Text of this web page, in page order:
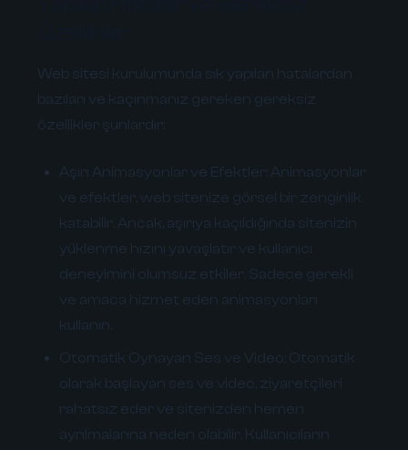
Web sitesi kurulumunda sık yapılan hatalardan
bazıları ve kaçınmanız gereken gereksiz
özellikler şunlardır:
Aşırı Animasyonlar ve Efektler:Animasyonlar
ve efektler, web sitenize görsel bir zenginlik
katabilir. Ancak, aşırıya kaçıldığında sitenizin
yüklenme hızını yavaşlatır ve kullanıcı
deneyimini olumsuz etkiler. Sadece gerekli
ve amaca hizmet eden animasyonları
kullanın.
Otomatik Oynayan Ses ve Video: Otomatik
olarak başlayan ses ve video, ziyaretçileri
rahatsız eder ve sitenizden hemen
ayrılmalarına neden olabilir. Kullanıcıların